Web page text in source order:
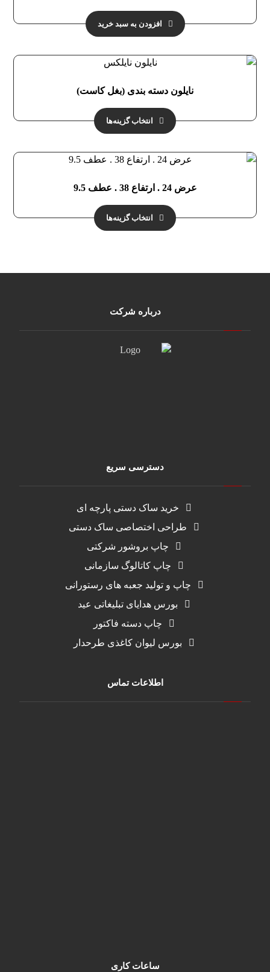
افزودن به سبد خرید
نایلون دسته بندی (بغل کاست)
انتخاب گزینه‌ها
عرض 24 . ارتفاع 38 . عطف 9.5
انتخاب گزینه‌ها
درباره شرکت
دسترسی سریع
خرید ساک دستی پارچه ای
طراحی اختصاصی ساک دستی
چاپ بروشور شرکتی
چاپ کاتالوگ سازمانی
چاپ و تولید جعبه های رستورانی
بورس هدایای تبلیغاتی عید
چاپ دسته فاکتور
بورس لیوان کاغذی طرحدار
اطلاعات تماس
ساعات کاری